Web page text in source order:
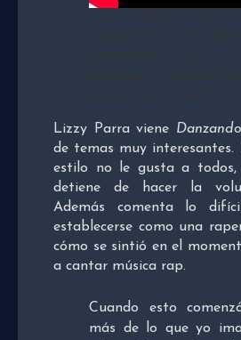
Lizzy Parra viene Danzando
de temas muy interesantes.
estilo no le gusta a
detiene de hacer la
Además comenta lo
establecerse como una
cómo se sintió en el
a cantar música rap.
Cuando esto
más de lo que yo